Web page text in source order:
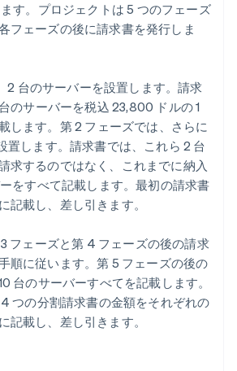
す。プロジェクトは 5 つのフェーズ
フェーズの後に請求書を発行しま
2 台のサーバーを設置します。請求
のサーバーを税込 23,800 ドルの 1
します。第 2 フェーズでは、さらに
置します。請求書では、これら 2 台
求するのではなく、これまでに納入
をすべて記載します。最初の請求書
記載し、差し引きます。
フェーズと第 4 フェーズの後の請求
順に従います。第 5 フェーズの後の
台のサーバーすべてを記載します。
つの分割請求書の金額をそれぞれの
記載し、差し引きます。